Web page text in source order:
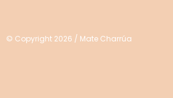
© Copyright 2026 / Mate Charrúa